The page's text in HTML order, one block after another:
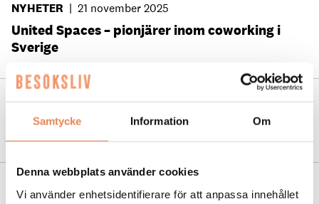
Samtycke Information Om
Denna webbplats använder cookies
Vi använder enhetsidentifierare för att anpassa innehållet
NYHETER | 21 november 2025
United Spaces – pionjärer inom coworking i
Sverige
Med lyxhotell som inspiration
NYHETER | 9 juni 2025